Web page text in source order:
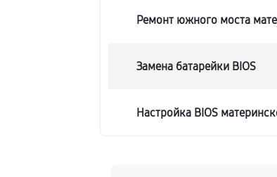
Ремонт южного моста
Замена батарейки BIOS
Настройка BIOS